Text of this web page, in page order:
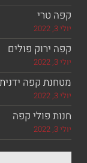
פולים
קפה ידנית מומלצת
קפה